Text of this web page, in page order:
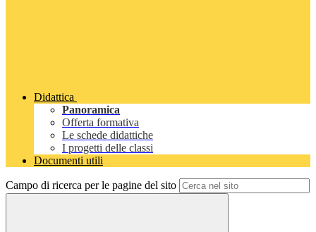
Didattica
Panoramica
Offerta formativa
Le schede didattiche
I progetti delle classi
Documenti utili
Campo di ricerca per le pagine del sito